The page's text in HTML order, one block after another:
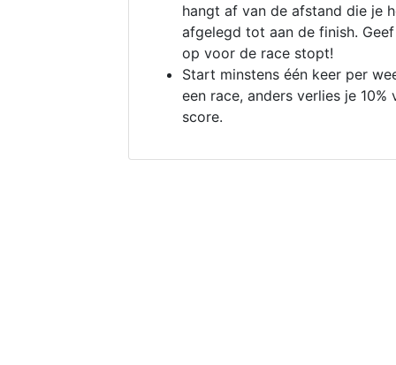
hangt af van de afstand die je
afgelegd tot aan de finish.
op voor de race stopt!
Start minstens één keer per
een race, anders verlies je 10%
score.